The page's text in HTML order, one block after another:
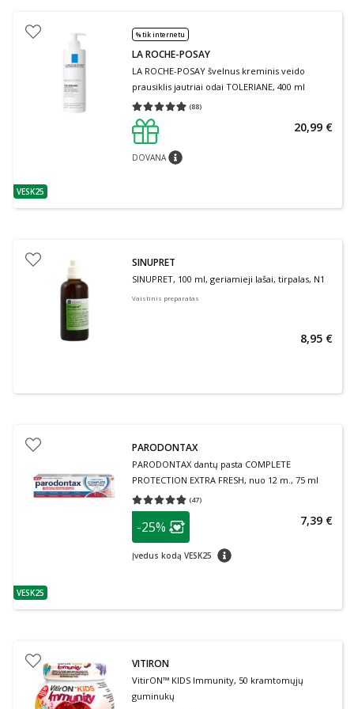
patarimas
VESK25
% tik internetu
LA ROCHE-POSAY
LA ROCHE-POSAY švelnus kreminis veido
prausiklis jautriai odai TOLERIANE, 400 ml
(88)
Vidutinis įvertinimas 4.91
DOVANApatarimas
20,99 €
SINUPRET
SINUPRET, 100 ml, geriamieji lašai, tirpalas, N1
Vaistinis preparatas
8,95 €
patarimas
VESK25
PARODONTAX
PARODONTAX dantų pasta COMPLETE
PROTECTION EXTRA FRESH, nuo 12 m., 75 ml
(47)
Vidutinis įvertinimas 4.79
patarimas
Lojalumo klubo narių nuolaida
-25%
Įvedus kodą VESK25 patarimas
7,39 €
VITIRON
VitirON™ KIDS Immunity, 50 kramtomųjų
guminukų